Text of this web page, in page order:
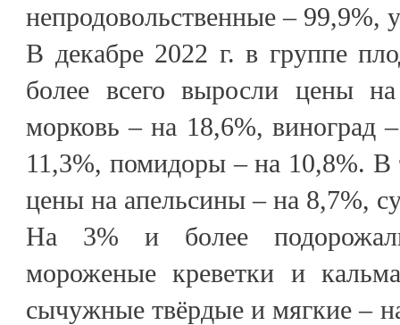
непродовольственные – 99,9%,
В декабре 2022 г. в группе
более всего выросли цены
морковь – на 18,6%, виноград
11,3%, помидоры – на 10,8%. В
цены на апельсины – на 8,7%,
На 3% и более
мороженые креветки и
сычужные твёрдые и мягкие –